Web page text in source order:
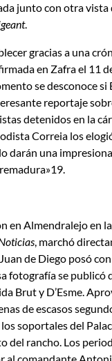
junto con otra
.
gracias a una
en Zafra el 11
se desconoce si
reportaje
detenidos en la
Correia los
darán una
en Almendralejo en
, marchó
de Diego posó
fotografía se publicó
Brut y D’Esme.
de escasos
soportales del
del rancho. Los